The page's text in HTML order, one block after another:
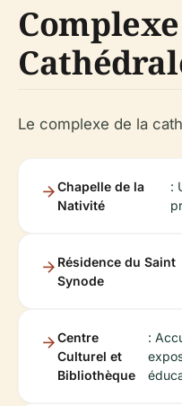
Le complexe de la
Chapelle de la
Nativité
:
Résidence du Saint
Synode
Centre
Culturel et
Bibliothèque
: